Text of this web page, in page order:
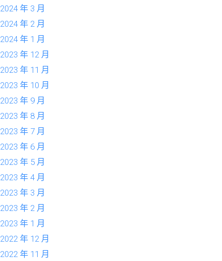
2024 年 3 月
2024 年 2 月
2024 年 1 月
2023 年 12 月
2023 年 11 月
2023 年 10 月
2023 年 9 月
2023 年 8 月
2023 年 7 月
2023 年 6 月
2023 年 5 月
2023 年 4 月
2023 年 3 月
2023 年 2 月
2023 年 1 月
2022 年 12 月
2022 年 11 月